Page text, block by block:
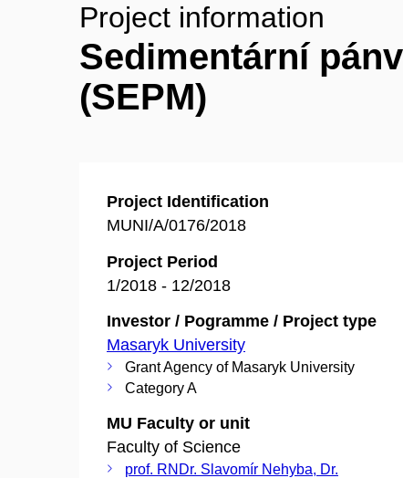
Project information
Sedimentární
(SEPM)
Project Identification
MUNI/A/0176/2018
Project Period
1/2018 - 12/2018
Investor / Pogramme / Project type
Masaryk University
Grant Agency of Masaryk University
Category A
MU Faculty or unit
Faculty of Science
prof. RNDr. Slavomír Nehyba, Dr.